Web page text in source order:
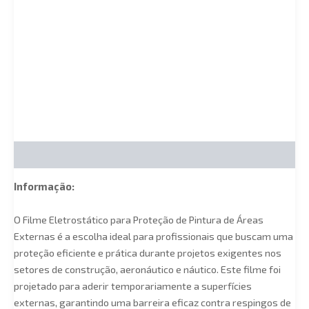
Informação:
O Filme Eletrostático para Proteção de Pintura de Áreas
Externas é a escolha ideal para profissionais que buscam uma
proteção eficiente e prática durante projetos exigentes nos
setores de construção, aeronáutico e náutico. Este filme foi
projetado para aderir temporariamente a superfícies
externas, garantindo uma barreira eficaz contra respingos de